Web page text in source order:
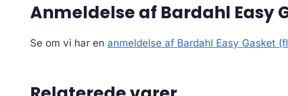
Anmeldelse af Bardahl Easy
Se om vi har en anmeldelse af Bardahl Easy Gasket